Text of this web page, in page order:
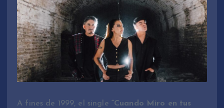
A fines de 1999, el single “Cuando Miro en tus